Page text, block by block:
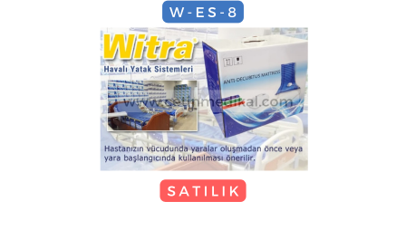
Hasta Karyolası Güzelbahçe